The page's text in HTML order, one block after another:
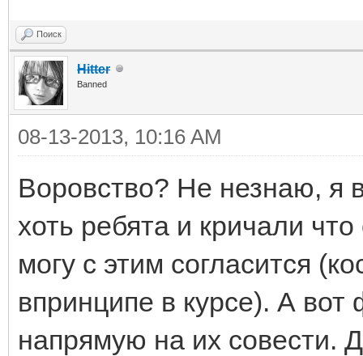
Поиск
Hitter
Banned
08-13-2013, 10:16 AM
Воровство? Не незнаю, я
хоть ребята и кричали
могу с этим согласится
впринципе в курсе). А вот
напрямую на их совести.